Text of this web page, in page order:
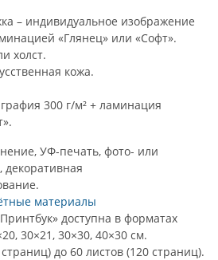
– индивидуальное изображение
«Глянец» или «Софт».
холст.
кожа.
300 г/м² + ламинация
УФ-печать, фото- или
декоративная
материалы
доступна в форматах
30×21, 30×30, 40×30 см.
до 60 листов (120 страниц).